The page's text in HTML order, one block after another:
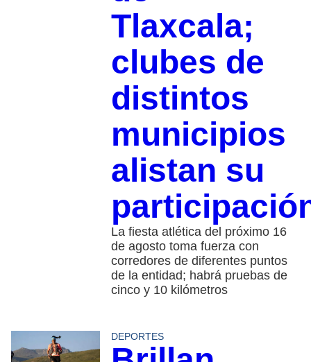
Tlaxcala;
clubes de
distintos
municipios
alistan su
La fiesta atlética del próximo 16
de agosto toma fuerza con
corredores de diferentes puntos
de la entidad; habrá pruebas de
cinco y 10 kilómetros
DEPORTES